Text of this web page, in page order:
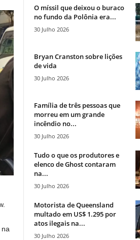
na
O míssil que deixou o buraco
no fundo da Polônia era...
30 Julho 2026
Bryan Cranston sobre lições
de vida
30 Julho 2026
Família de três pessoas que
morreu em um grande
incêndio no...
30 Julho 2026
Tudo o que os produtores e
elenco de Ghost contaram
na...
30 Julho 2026
Motorista de Queensland
multado em US$ 1.295 por
atos ilegais na...
30 Julho 2026